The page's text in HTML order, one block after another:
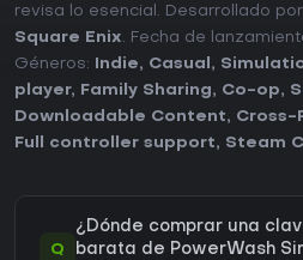
revisa lo esencial. Desarrollado por
Square Enix. Fecha de
Géneros:
Indie, Casual ,
player, Family Sharing, Co-op,
Downloadable Content, Cross-
Full controller support, Steam
Q
¿Dónde comprar una
barata de PowerWash